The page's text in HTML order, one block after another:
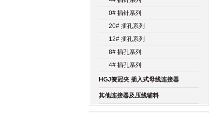
0# 插针系列
20# 插孔系列
12# 插孔系列
8# 插孔系列
4# 插孔系列
HGJ簧冠夹 插入式母线连接器
其他连接器及压线辅料